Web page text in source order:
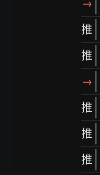
→
推
推
→
推
推
推